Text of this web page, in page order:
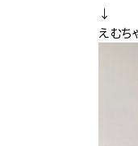
↓
えむち